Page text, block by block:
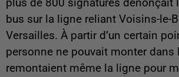
plus de 800 signatures dénonçait
bus sur la ligne reliant Voisins-le-
Versailles. À partir d’un certain
personne ne pouvait monter dans
remontaient même la ligne pour